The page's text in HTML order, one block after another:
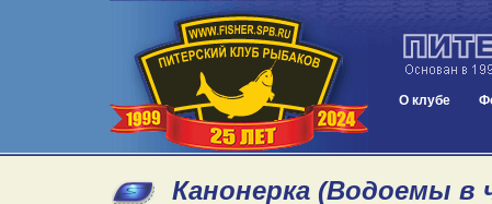
О клубе
Канонерка (Водоемы в